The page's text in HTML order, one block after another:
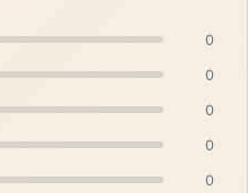
0
0
0
0
0